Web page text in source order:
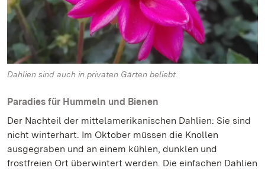
Dahlien sind auch in privaten Gärten beliebt.
Paradies für Hummeln und Bienen
Der Nachteil der mittelamerikanischen Dahlien: Sie sind
nicht winterhart. Im Oktober müssen die Knollen
ausgegraben und an einem kühlen, dunklen und
frostfreien Ort überwintert werden. Die einfachen Dahlien